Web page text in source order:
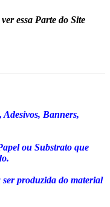
essa Parte do Site
Banners,
ou Substrato que
ser produzida do material